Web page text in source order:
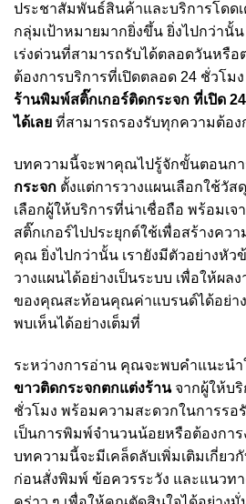
ประชาสัมพันธ์สินค้าและบริการโดด
กลุ่มเป้าหมายมากยิ่งขึ้น ยิ่งไปกว่านั้
เร่งด่วนที่สามารถรับได้ตลอดวันหรื
ต้องการบริการที่เปิดตลอด 24 ชั่วโม
ร้านพิมพ์สติ๊กเกอร์ติดกระจก ที่เปิด 24
ได้เลย ที่สามารถรองรับทุกความต้อ
บทความนี้จะพาคุณไปรู้จักขั้นตอนกา
กระจก ตั้งแต่การวางแผนเลือกใช้วัส
เลือกผู้ให้บริการที่น่าเชื่อถือ พร้อมเจ
สติ๊กเกอร์ไปประยุกต์ใช้เพื่อสร้างคว
คุณ ยิ่งไปกว่านั้น เรายังมีตัวอย่างหั
วางแผนได้อย่างเป็นระบบ เพื่อให้ผล
ของคุณสะท้อนคุณค่าแบรนด์ได้อย่า
พบเห็นได้อย่างเต็มที่
ระหว่างการอ่าน คุณจะพบคำแนะนำ
ขาวติดกระจกตกแต่งร้านจากผู้ให้บริ
ชั่วโมง พร้อมความสะดวกในการรอรั
เป็นการพิมพ์จำนวนน้อยหรือต้องกา
บทความนี้จะมีเคล็ดลับเพิ่มเติมเกี่ยว
ก่อนสั่งพิมพ์ ข้อควรระวัง และแนวทา